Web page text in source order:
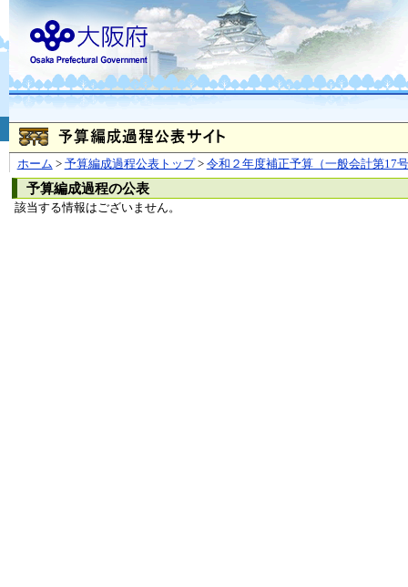
ホーム > 予算編成過程公表トップ> 令和２年度補正予算（一般会計第17
予算編成過程の公表
該当する情報はございません。
お問合せ
大阪府
（法人番号 4000020270008）
本庁 〒540-8570
大阪市
〒559-8555